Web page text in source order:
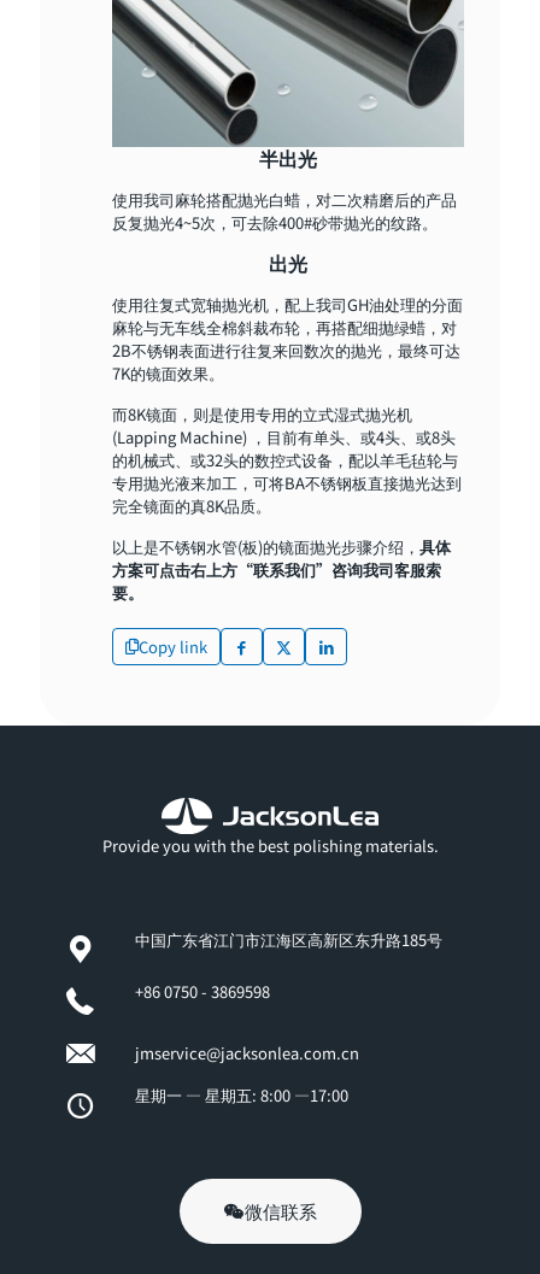
半出光
使用我司麻轮搭配抛光白蜡，对二次精磨后的产品
反复抛光4~5次，可去除400#砂带抛光的纹路。
出光
使用往复式宽轴抛光机，配上我司GH油处理的分面
麻轮与无车线全棉斜裁布轮，再搭配细抛绿蜡，对
2B不锈钢表面进行往复来回数次的抛光，最终可达
7K的镜面效果。
而8K镜面，则是使用专用的立式湿式抛光机
(Lapping Machine) ，目前有单头、或4头、或8头
的机械式、或32头的数控式设备，配以羊毛毡轮与
专用抛光液来加工，可将BA不锈钢板直接抛光达到
完全镜面的真8K品质。
以上是不锈钢水管(板)的镜面抛光步骤介绍， 具体
方案可点击右上方“联系我们”咨询我司客服索
要。
Copy link
Provide you with the best polishing materials.
中国广东省江门市江海区高新区东升路185号
+86 0750 - 3869598
jmservice@jacksonlea.com.cn
星期一 — 星期五: 8:00 —17:00
微信联系